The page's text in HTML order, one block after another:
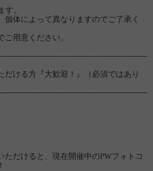
。
体によって異なりますのでご了承く
用意ください。
だける方『大歓迎！』（必須ではあり
ただけると、現在開催中のPWフォトコ